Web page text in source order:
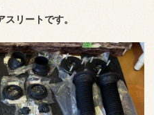
リートです。